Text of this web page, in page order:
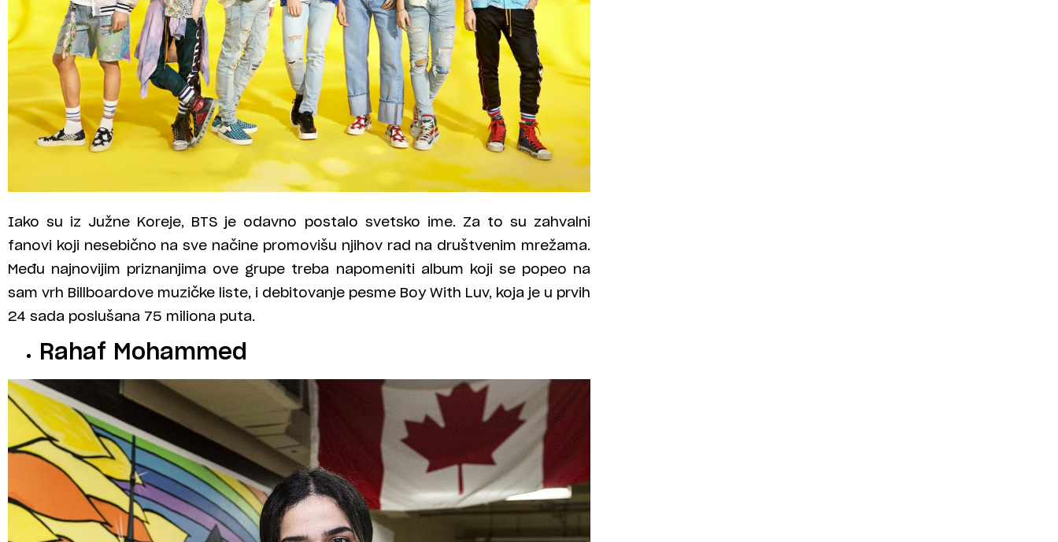
Iako su iz Južne Koreje, BTS je odavno postalo svetsko ime. Za to su zahvalni
fanovi koji nesebično na sve načine promovišu njihov rad na društvenim mrežama.
Među najnovijim priznanjima ove grupe treba napomeniti album koji se popeo na
sam vrh Billboardove muzičke liste, i debitovanje pesme Boy With Luv, koja je u prvih
24 sada poslušana 75 miliona puta.
Rahaf Mohammed